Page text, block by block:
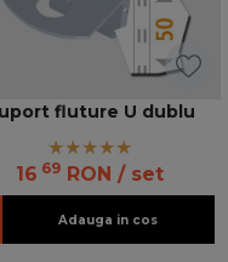
fluture U dublu
16 69 RON / set
Adauga in cos